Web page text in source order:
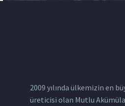
2009 yılında ülkemizin en
üreticisi olan Mutlu